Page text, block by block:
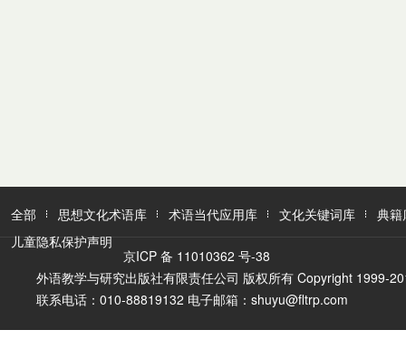
全部 思想文化术语库 术语当代应用库 文化关键词库
典籍
儿童隐私保护声明
京ICP 备 11010362 号-38
外语教学与研究出版社有限责任公司 版权所有 Copyright 1999-
联系电话：010-88819132 电子邮箱：shuyu@fltrp.com